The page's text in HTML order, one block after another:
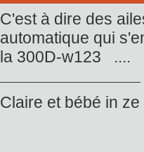
C'est à dire des
automatique qui
la 300D-w123
Claire et bébé in